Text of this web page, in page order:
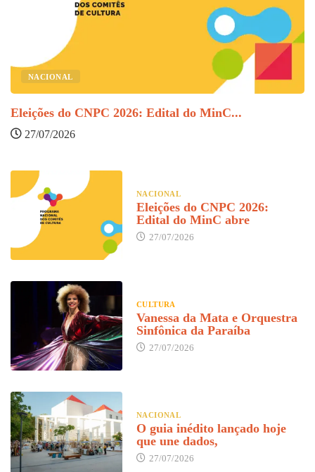
NACIONAL
Eleições do CNPC 2026: Edital do MinC...
27/07/2026
NACIONAL
Eleições do CNPC 2026:
Edital do MinC abre
27/07/2026
CULTURA
Vanessa da Mata e Orquestra
Sinfônica da Paraíba
27/07/2026
NACIONAL
O guia inédito lançado hoje
que une dados,
27/07/2026